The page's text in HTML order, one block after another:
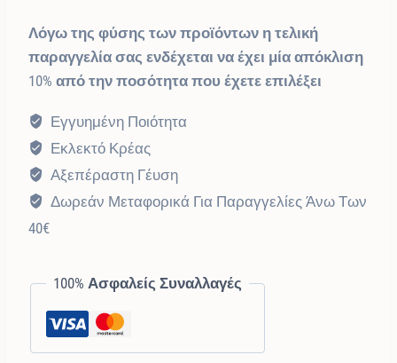
€9,70.
Λόγω της φύσης των προϊόντων η τελική
παραγγελία σας ενδέχεται να έχει μία απόκλιση
10% από την ποσότητα που έχετε επιλέξει
Εγγυημένη Ποιότητα
Εκλεκτό Κρέας
Αξεπέραστη Γέυση
Δωρεάν Μεταφορικά Για Παραγγελίες Άνω Των
40€
100% Ασφαλείς Συναλλαγές